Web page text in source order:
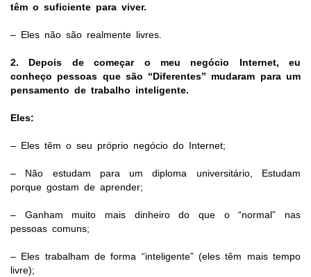
têm o suficiente para viver.
– Eles não são realmente livres.
2. Depois de começar o meu negócio Internet, eu
conheço pessoas que são “Diferentes” mudaram para um
pensamento de trabalho inteligente.
Eles:
– Eles têm o seu próprio negócio do Internet;
– Não estudam para um diploma universitário, Estudam
porque gostam de aprender;
– Ganham muito mais dinheiro do que o “normal” nas
pessoas comuns;
– Eles trabalham de forma “inteligente” (eles têm mais tempo
livre);